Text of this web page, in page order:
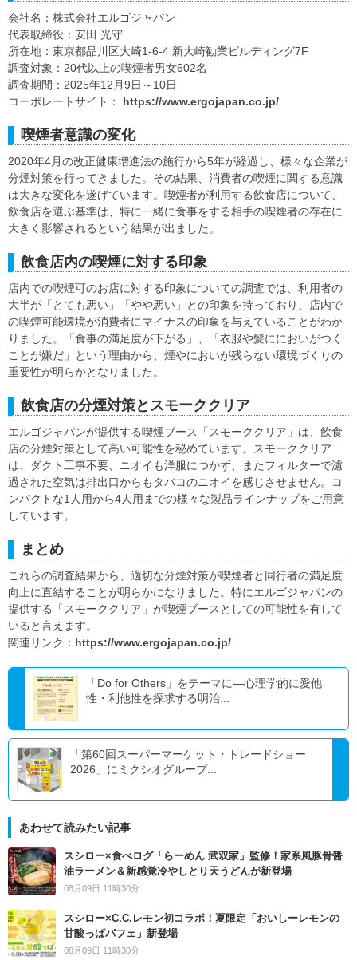
会社名：株式会社エルゴジャパン
代表取締役：安田 光守
所在地：東京都品川区大崎1-6-4 新大崎勧業ビルディング7F
調査対象：20代以上の喫煙者男女602名
調査期間：2025年12月9日～10日
コーポレートサイト： https://www.ergojapan.co.jp/
喫煙者意識の変化
2020年4月の改正健康増進法の施行から5年が経過し、様々な企業が
分煙対策を行ってきました。その結果、消費者の喫煙に関する意識
は大きな変化を遂げています。喫煙者が利用する飲食店について、
飲食店を選ぶ基準は、特に一緒に食事をする相手の喫煙者の存在に
大きく影響されるという結果が出ました。
飲食店内の喫煙に対する印象
店内での喫煙可のお店に対する印象についての調査では、利用者の
大半が「とても悪い」「やや悪い」との印象を持っており、店内で
の喫煙可能環境が消費者にマイナスの印象を与えていることがわか
りました。「食事の満足度が下がる」、「衣服や髪ににおいがつく
ことが嫌だ」という理由から、煙やにおいが残らない環境づくりの
重要性が明らかとなりました。
飲食店の分煙対策とスモーククリア
エルゴジャパンが提供する喫煙ブース「スモーククリア」は、飲食
店の分煙対策として高い可能性を秘めています。スモーククリア
は、ダクト工事不要、ニオイも洋服につかず、またフィルターで濾
過された空気は排出口からもタバコのニオイを感じさせません。コ
ンパクトな1人用から4人用までの様々な製品ラインナップをご用意
しています。
まとめ
これらの調査結果から、適切な分煙対策が喫煙者と同行者の満足度
向上に直結することが明らかになりました。特にエルゴジャパンの
提供する「スモーククリア」が喫煙ブースとしての可能性を有して
いると言えます。
関連リンク： https://www.ergojapan.co.jp/
「Do for Others」をテーマに―心理学的に愛他
性・利他性を探求する明治...
「第60回スーパーマーケット・トレードショー
2026」にミクシオグループ...
あわせて読みたい記事
スシロー×食べログ「らーめん 武双家」監修！家系風豚骨醤
油ラーメン＆新感覚冷やしとり天うどんが新登場
08月09日 11時30分
スシロー×C.C.レモン初コラボ！夏限定「おいしーレモンの
甘酸っぱパフェ」新登場
08月09日 11時30分